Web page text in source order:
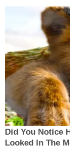
Did You Notice
Looked In The